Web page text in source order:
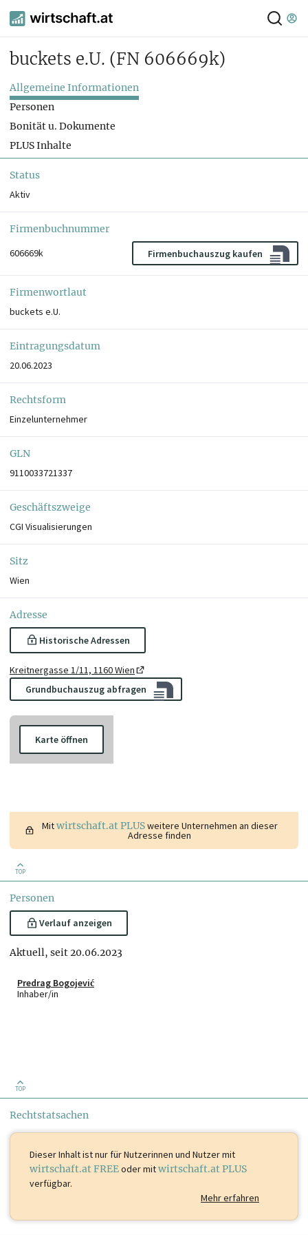
buckets e.U. (FN 606669k)
Allgemeine Informationen
Personen
Bonität u. Dokumente
PLUS Inhalte
Status
Aktiv
Firmenbuchnummer
606669k
Firmenbuchauszug kaufen
Firmenwortlaut
buckets e.U.
Eintragungsdatum
20.06.2023
Rechtsform
Einzelunternehmer
GLN
9110033721337
Geschäftszweige
CGI Visualisierungen
Sitz
Wien
Adresse
Historische Adressen
Kreitnergasse 1/11, 1160 Wien
Grundbuchauszug abfragen
Karte öffnen
Mitwirtschaft.at PLUSweitere Unternehmen an dieser
Adresse finden
TOP
Personen
Verlauf anzeigen
Aktuell, seit 20.06.2023
Predrag Bogojević
Inhaber/in
TOP
Rechtstatsachen
Dieser Inhalt istnur für Nutzerinnen und Nutzer mit
wirtschaft.at FREEoder mitwirtschaft.at PLUS
verfügbar.
Mehr erfahren